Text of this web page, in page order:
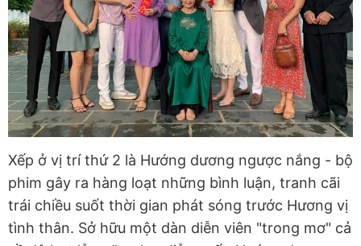
Xếp ở vị trí thứ 2 là Hướng dương ngược nắng - bộ
phim gây ra hàng loạt những bình luận, tranh cãi
trái chiều suốt thời gian phát sóng trước Hương vị
tình thân. Sở hữu một dàn diễn viên "trong mơ" cả